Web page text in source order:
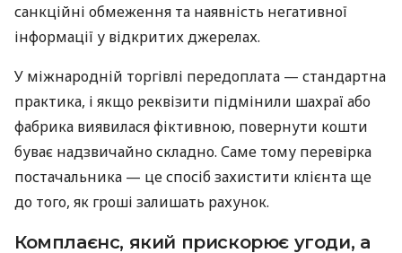
санкційні обмеження та наявність негативної
інформації у відкритих джерелах.
У міжнародній торгівлі передоплата — стандартна
практика, і якщо реквізити підмінили шахраї або
фабрика виявилася фіктивною, повернути кошти
буває надзвичайно складно. Саме тому перевірка
постачальника — це спосіб захистити клієнта ще
до того, як гроші залишать рахунок.
Комплаєнс, який прискорює угоди, а